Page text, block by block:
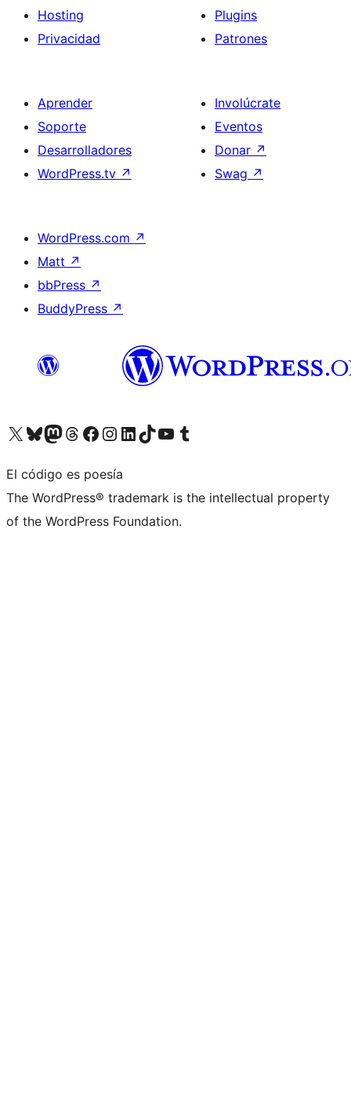
Hosting
Privacidad
Plugins
Patrones
Aprender
Soporte
Desarrolladores
WordPress.tv ↗
Involúcrate
Eventos
Donar ↗
Swag ↗
WordPress.com ↗
Matt ↗
bbPress ↗
BuddyPress ↗
Visita nuestra cuenta de X (anteriormente Twitter)
Visita nuestra cuenta de Bluesky
Visita nuestra cuenta de Mastodon
Visita nuestra cuenta de Threads
Visita nuestra página de Facebook
Visita nuestra cuenta de Instagram
Visita nuestra cuenta de LinkedIn
Visita nuestra cuenta de TikTok
Visita nuestro canal de YouTube
Visita nuestra cuenta de Tumblr
El código es poesía
The WordPress® trademark is the intellectual property
of the WordPress Foundation.